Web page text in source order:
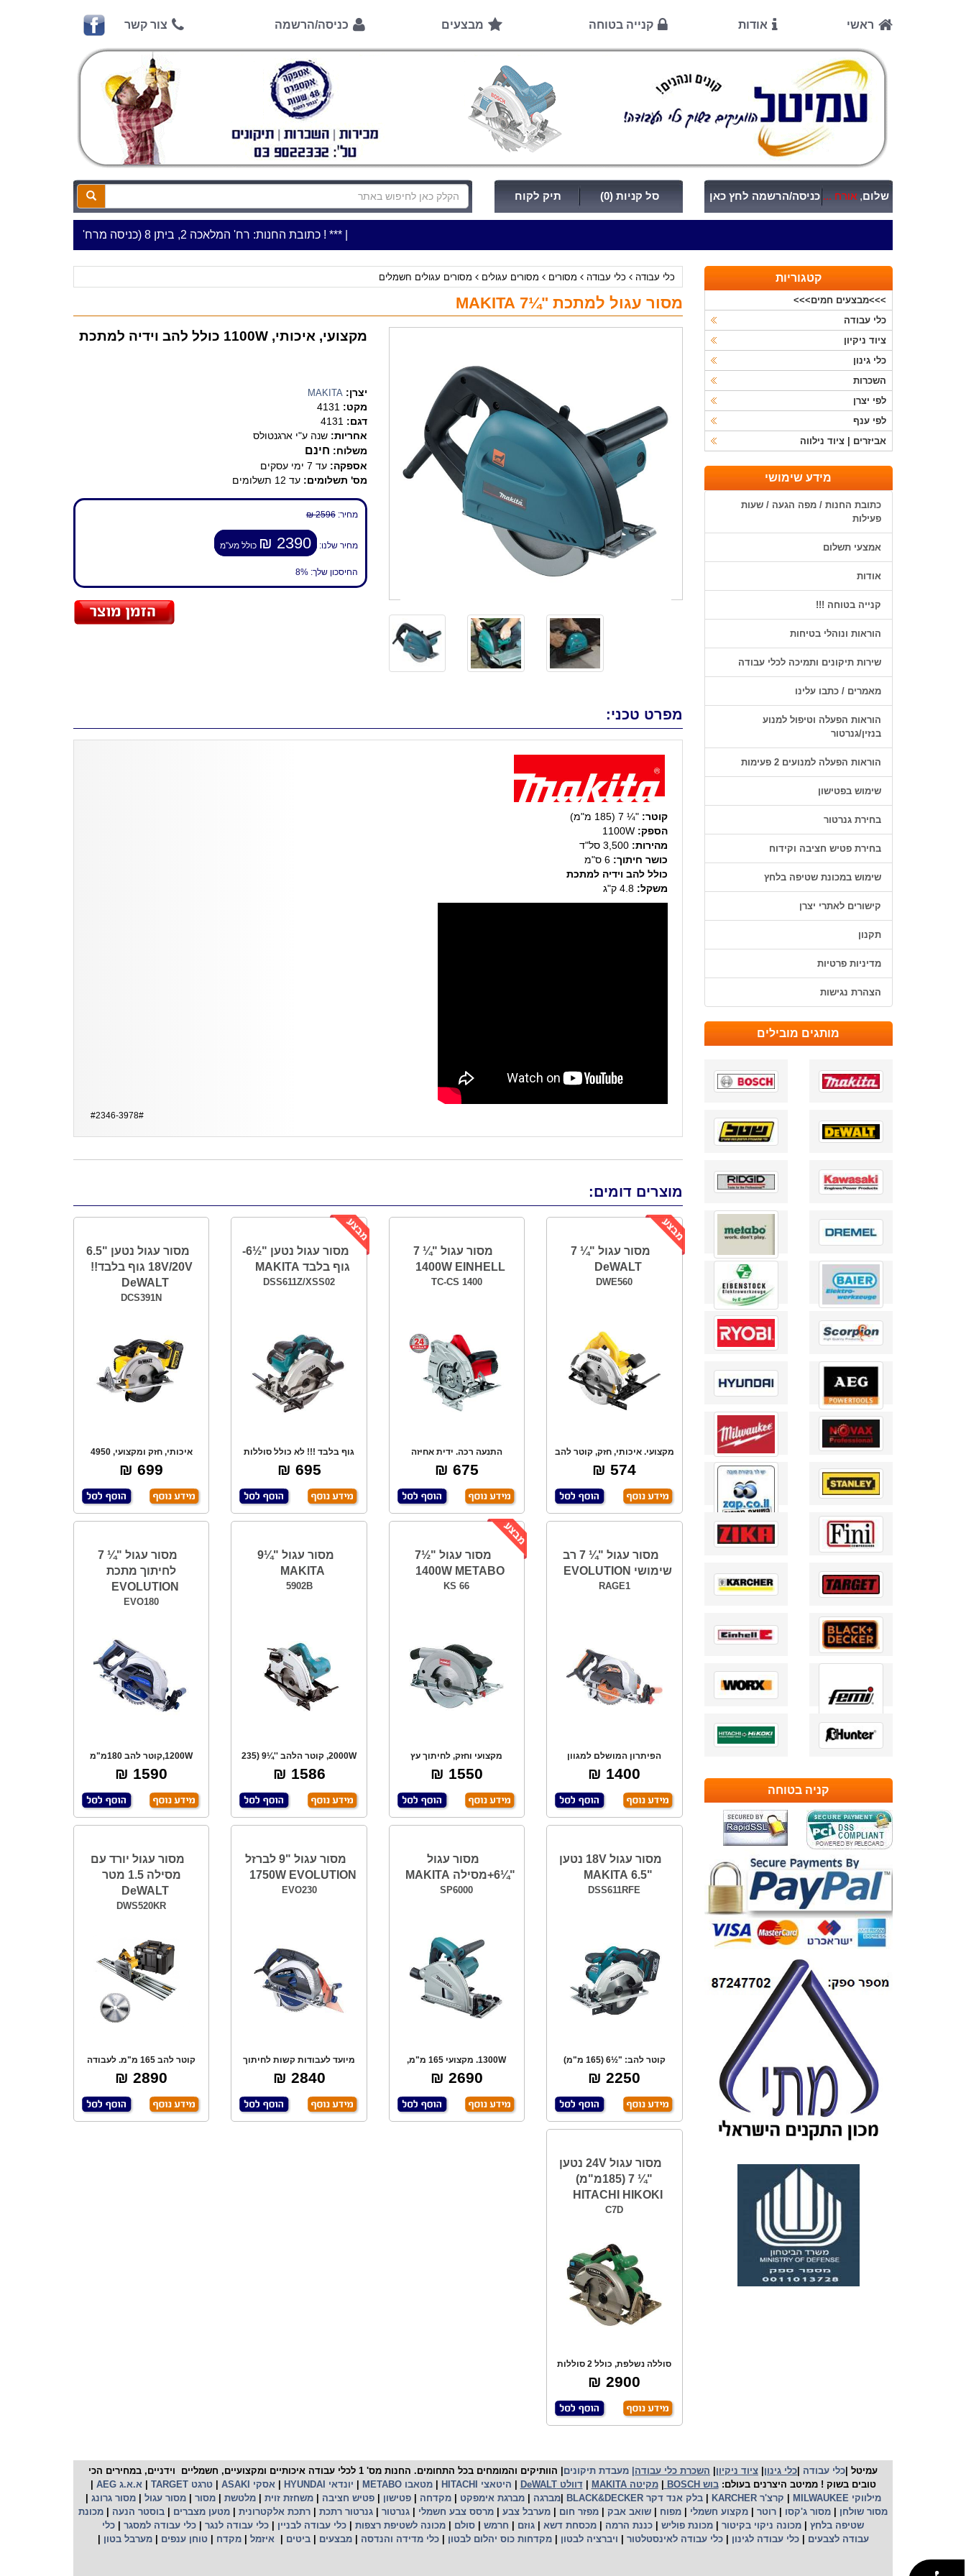
ראשי אודות קנייה בטוחה מבצעים כניסה/הרשמה צור קשר
סל קניות (0) תיק לקוח שלום, אורח ... כניסה/הרשמה לחץ כאן
***כתובת החנות: רח' המלאכה 2, ביתן 8 (כניסה מרח' עמל 5) א.ת.פארק אפק, ראש העין***
כלי עבודה כלי עבודה מסורים מסורים עגולים מסורים עגולים חשמלים
מסור עגול למתכת "¼7 MAKITA
מקצועי, איכותי, 1100W כולל להב וידיה למתכת
יצרן: MAKITA
מקט: 4131
דגם: 4131
אחריות:שנה ע"י ארגנטולס
משלוח: חינם
אספקה:עד 7 ימי עסקים
מס' תשלומים:עד 12 תשלומים
מחיר:2596 ₪
מחיר שלנו: 2390 ₪ כולל מע"מ
החיסכון שלך:8%
מפרט טכני:
קוטר:"
¼
הספק:1100W
מהירות:3,500 סל"ד
כושר חיתוך: 6 ס"מ
כולל להב וידיה למתכת
משקל:4.8 ק"ג
#2346-3978#
מוצרים דומים:
מסור עגול "¼ 7
DeWALT
DWE560
מקצועי. איכותי, חזק, קוטר להב
184 מ"מ.
574 ₪
מסור עגול "¼ 7
1400W EINHELL
TC-CS 1400
התנעה רכה. ידית אחיזה
ארגונומית. כיוון ג
675 ₪
מסור עגול נטען "½6-
גוף בלבד MAKITA
DSS611Z/XSS02
גוף בלבד !!! לא כולל סוללות
!!! 18V. מה
695 ₪
מסור עגול נטען "6.5
18V/20V גוף בלבד!!
DeWALT
DCS391N
איכותי, חזק ומקצועי, 4950
סל"ד, חיתוך ב-
699 ₪
מסור עגול "¼ 7 רב
שימושי EVOLUTION
RAGE1
הפיתרון המושלם למגוון
שימושים, הכל עם או
1400 ₪
מסור עגול "½7
1400W METABO
KS 66
מקצועי וחזק, לחיתוך עץ
ולעבודות מגוונות,
1550 ₪
מסור עגול "¼9
MAKITA
5902B
2000W, קוטר הלהב ''¼9 (235
מ''מ) מקצועי
1586 ₪
מסור עגול "¼ 7
לחיתוך מתכת
EVOLUTION
EVO180
1200W,קוטר להב 180מ"מ
חיתוך בזוויות. ל
1590 ₪
מסור עגול 18V נטען
"6.5 MAKITA
DSS611RFE
קוטר להב: "½6 (165 מ"מ)
מהירות סיבוב:2
2250 ₪
מסור עגול
"¼6+מסילה MAKITA
SP6000
1300W. מקצועי 165 מ"מ,
חיתוך ב- 45 מעלות
2690 ₪
מסור עגול "9 לברזל
1750W EVOLUTION
EVO230
מיועד לעבודות קשות לחיתוך
ברזל ומתכת, לל
2840 ₪
מסור עגול יורד עם
מסילה 1.5 מטר
DeWALT
DWS520KR
קוטר להב 165 מ"מ. לעבודה
קלה ומדוייקת. מ
2890 ₪
מסור עגול 24V נטען
"¼ 7 (185מ"מ)
HITACHI HIKOKI
C7D
סוללה נשלפת, כולל 2 סוללות
3.3Ah , כולל
2900 ₪
קטגוריות
>>>מבצעים חמים>>>
כלי עבודה
ציוד ניקיון
כלי גינון
השכרות
לפי יצרן
לפי ענף
אביזרים | ציוד נילווה
מידע שימושי
כתובת החנות / מפה הגעה / שעות
פעילות
אמצעי תשלום
אודות
קנייה בטוחה !!!
הוראות ונוהלי בטיחות
שירות תיקונים ותמיכה לכלי עבודה
מאמרים / כתבו עלינו
הוראות הפעלה וטיפול למנוע
בנזין/גנרטור
הוראות הפעלה למנועים 2 פעימות
שימוש בפטישון
בחירת גנרטור
בחירת פטיש חציבה וקידוח
שימוש במכונת שטיפה בלחץ
קישורים לאתרי יצרן
תקנון
מדיניות פרטיות
הצהרת נגישות
מותגים מובילים
קניה בטוחה
עמיטל | כלי עבודה כלי גינון ציוד ניקיון השכרת כלי עבודה מעבדת תיקונים
| הוותיקים והמומחים בכל התחומים. החנות מס' 1 לכלי עבודה איכותיים ומקצועיים, חשמליים וידניים, במחירים הכי
טובים בשוק ! ממיטב היצרנים בעולם:בוש BOSCH |מקיטה MAKITA |דוולט DeWALT היטאצי HITACHI |מטאבו METABO יונדאי HYUNDAI
|אסקי ASAKI |טרגט TARGET |א.א.ג AEG
מילווקי MILWAUKEE
קרצ'ר KARCHER |בלק אנד דקר BLACK&DECKER |מברגה |מברגת אימפקט |מקדחה |פטישון |פטיש חציבה |משחזת זוית |מלטשת |מסור |מסור עגול |מסור גרונג
מסור שולחן
מסור ג'קסו רוטר מקצוע חשמלי מפוח שואב אבק מפזר חום מערבל צבע מרסס צבע חשמלי גנרטור גנרטור רתכת רתכת אלקטרונית מטען מצברים בוסטר הנעה
מכונת
שטיפה בלחץ
מכונה ניקוי בקיטור מכונת פוליש כננת הרמה מכסחת דשא גוזם חרמש סולם מכונה לשטיפת רצפות כלי עבודה לבניין כלי עבודה לנגר כלי עבודה למסגר
כלי
עבודה לצבעים |כלי עבודה לגינון |כלי עבודה לאינסטלטור ויברציה לבטון |מקדחות כוס יהלום לבטון |כלי מדידה והנדסה |מבצעים ביטים |איזמל |מקדח |טוחן ענפים |מערבל בטון